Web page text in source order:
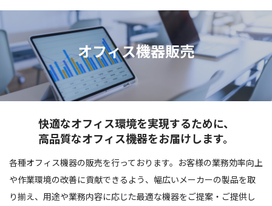
オフィス機器販売
快適なオフィス環境を実現するために、
高品質なオフィス機器をお届けします。
各種オフィス機器の販売を行っております。お客様の業務効率向上
や作業環境の改善に貢献できるよう、幅広いメーカーの製品を取
り揃え、用途や業務内容に応じた最適な機器をご提案・ご提供し